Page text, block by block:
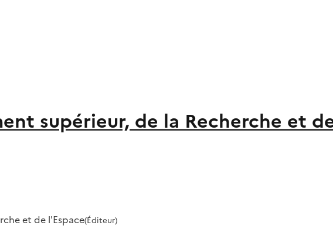
supérieur, de la Recherche et
et de l'Espace(Éditeur)